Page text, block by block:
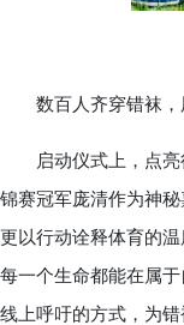
数百人齐穿错袜，
启动仪式上，点亮行
锦赛冠军庞清作为神
更以行动诠释体育的
每一个生命都能在属
线上呼吁的方式，为错